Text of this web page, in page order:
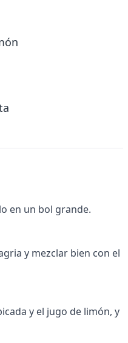
en un bol grande.
y mezclar bien con el
y el jugo de limón, y